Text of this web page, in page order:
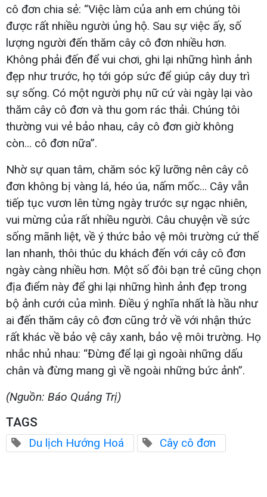
cô đơn chia sẻ: “Việc làm của anh em chúng tôi
được rất nhiều người ủng hộ. Sau sự việc ấy, số
lượng người đến thăm cây cô đơn nhiều hơn.
Không phải đến để vui chơi, ghi lại những hình ảnh
đẹp như trước, họ tới góp sức để giúp cây duy trì
sự sống. Có một người phụ nữ cứ vài ngày lại vào
thăm cây cô đơn và thu gom rác thải. Chúng tôi
thường vui vẻ bảo nhau, cây cô đơn giờ không
còn… cô đơn nữa”.
Nhờ sự quan tâm, chăm sóc kỹ lưỡng nên cây cô
đơn không bị vàng lá, héo úa, nấm mốc… Cây vẫn
tiếp tục vươn lên từng ngày trước sự ngạc nhiên,
vui mừng của rất nhiều người. Câu chuyện về sức
sống mãnh liệt, về ý thức bảo vệ môi trường cứ thế
lan nhanh, thôi thúc du khách đến với cây cô đơn
ngày càng nhiều hơn. Một số đôi bạn trẻ cũng chọn
địa điểm này để ghi lại những hình ảnh đẹp trong
bộ ảnh cưới của mình. Điều ý nghĩa nhất là hầu như
ai đến thăm cây cô đơn cũng trở về với nhận thức
rất khác về bảo vệ cây xanh, bảo vệ môi trường. Họ
nhắc nhủ nhau: “Đừng để lại gì ngoài những dấu
chân và đừng mang gì về ngoài những bức ảnh”.
(Nguồn: Báo Quảng Trị)
TAGS
Du lịch Hướng Hoá Cây cô đơn